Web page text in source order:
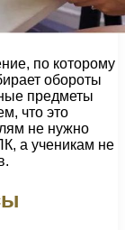
по которому
обороты
предметы
что это
не нужно
а ученикам не